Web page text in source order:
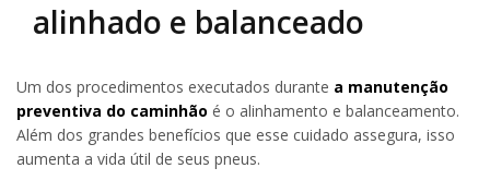
alinhado e balanceado
Um dos procedimentos executados durante a manutenção
preventiva do caminhão é o alinhamento e balanceamento.
Além dos grandes benefícios que esse cuidado assegura, isso
aumenta a vida útil de seus pneus.